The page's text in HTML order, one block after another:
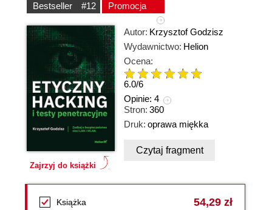
Bestseller #12 Promocja
Zajrzyj do książki
Autor: Krzysztof Godzisz
Wydawnictwo: Helion
Ocena:
6.0/6
Opinie: 4
Stron: 360
Druk: oprawa miękka
Czytaj fragment
Książka 54,29 zł